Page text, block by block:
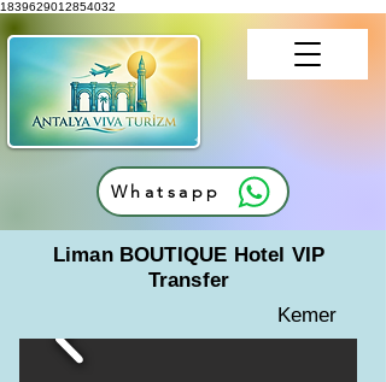
1839629012854032
Whatsapp
Liman BOUTIQUE Hotel VIP
Transfer
Kemer